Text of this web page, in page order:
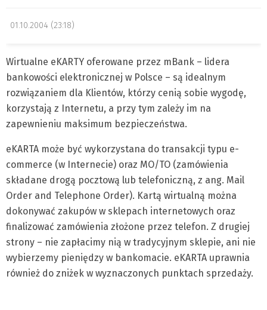
01.10.2004 (23:18)
Wirtualne eKARTY oferowane przez mBank – lidera
bankowości elektronicznej w Polsce – są idealnym
rozwiązaniem dla Klientów, którzy cenią sobie wygodę,
korzystają z Internetu, a przy tym zależy im na
zapewnieniu maksimum bezpieczeństwa.
eKARTA może być wykorzystana do transakcji typu e-
commerce (w Internecie) oraz MO/TO (zamówienia
składane drogą pocztową lub telefoniczną, z ang. Mail
Order and Telephone Order). Kartą wirtualną można
dokonywać zakupów w sklepach internetowych oraz
finalizować zamówienia złożone przez telefon. Z drugiej
strony – nie zapłacimy nią w tradycyjnym sklepie, ani nie
wybierzemy pieniędzy w bankomacie. eKARTA uprawnia
również do zniżek w wyznaczonych punktach sprzedaży.